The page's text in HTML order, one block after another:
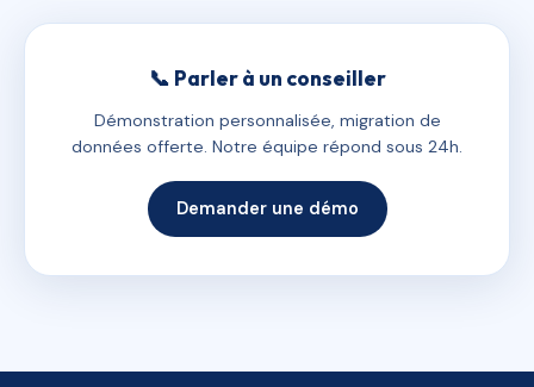
📞 Parler à un conseiller
Démonstration personnalisée, migration de
données offerte. Notre équipe répond sous 24h.
Demander une démo